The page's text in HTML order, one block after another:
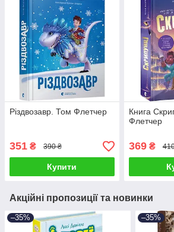
Різдвозавр. Том Флетчер
351 ₴ 390 ₴
Купити
Книга
Флетчер
369₴
Акційні пропозиції та новинки
–35% –35%